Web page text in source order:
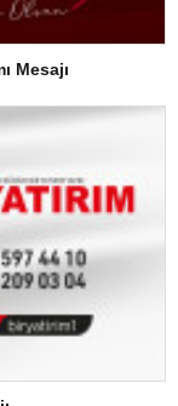
Mesajı